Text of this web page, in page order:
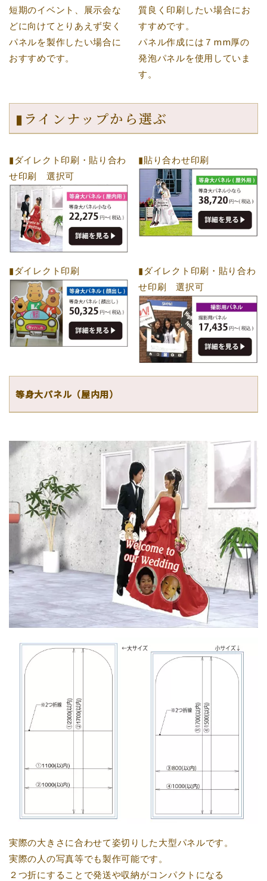
短期のイベント、展示会な
どに向けてとりあえず安く
パネルを製作したい場合に
おすすめです。
質良く印刷したい場合にお
すすめです。
パネル作成には７mm厚の
発泡パネルを使用していま
す。
▮ラインナップから選ぶ
▮ダイレクト印刷・貼り合わ
せ印刷 選択可
▮貼り合わせ印刷
▮ダイレクト印刷
▮ダイレクト印刷・貼り合わ
せ印刷 選択可
等身大パネル（屋内用）
実際の大きさに合わせて姿切りした大型パネルです。
実際の人の写真等でも製作可能です。
２つ折にすることで発送や収納がコンパクトになる